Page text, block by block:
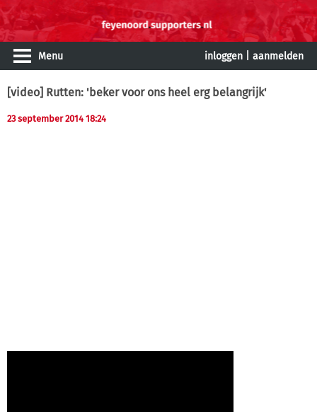
Menu inloggen aanmelden
[video] Rutten: 'beker voor ons heel erg belangrijk'
23 september 2014 18:24